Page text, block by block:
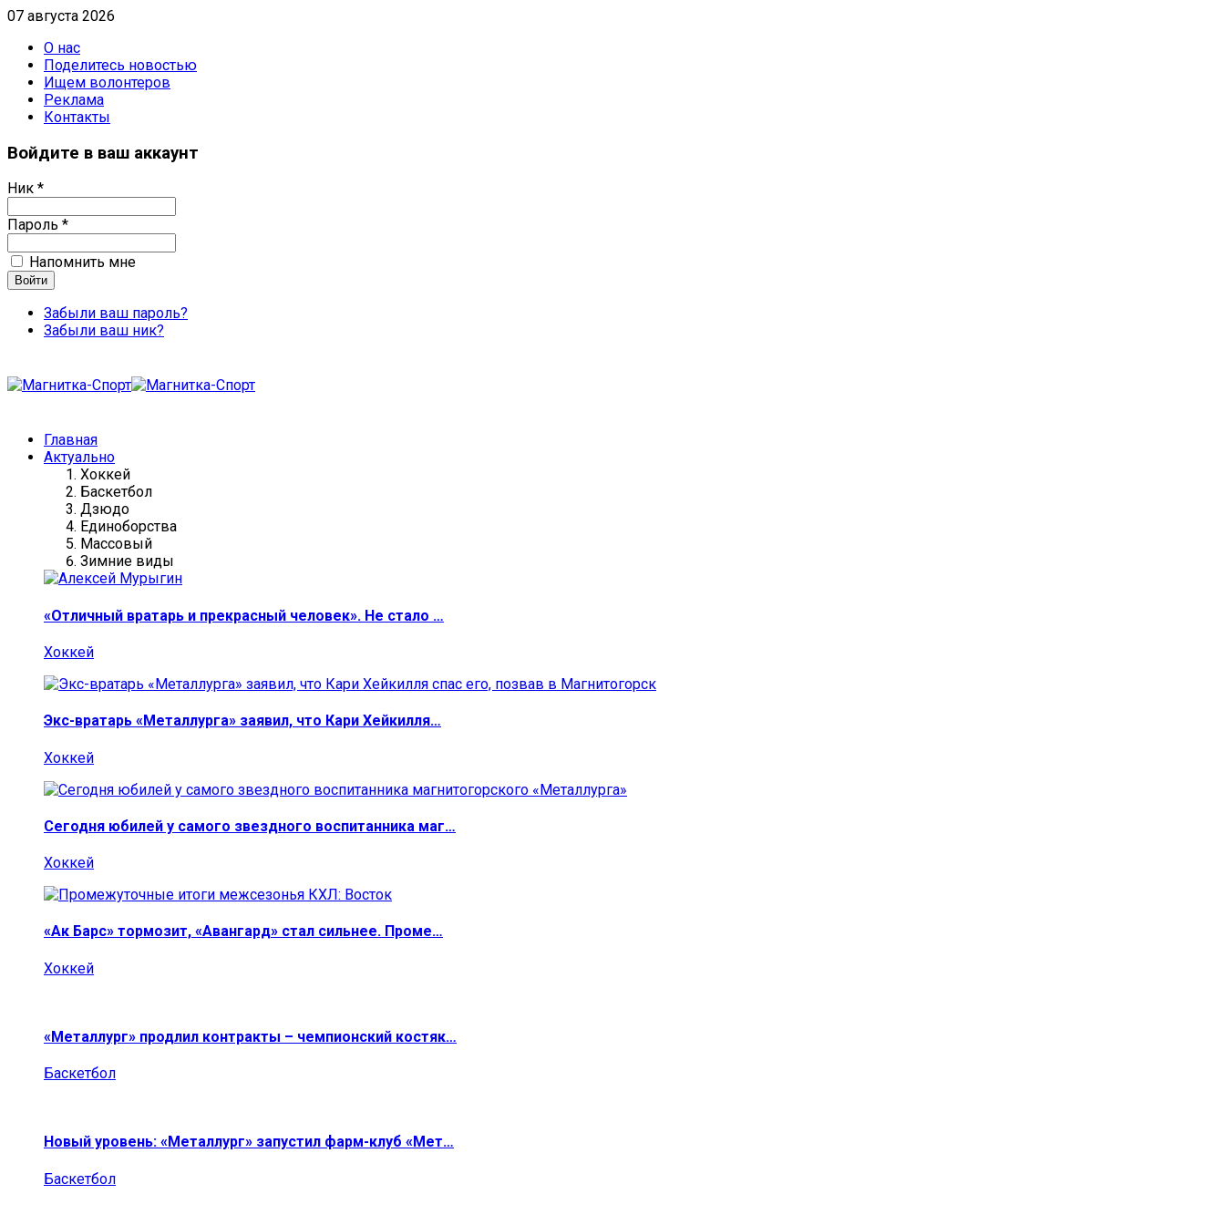
07 августа 2026
О нас
Поделитесь новостью
Ищем волонтеров
Реклама
Контакты
Войдите в ваш аккаунт
Ник *
Пароль *
Напомнить мне
Забыли ваш пароль?
Забыли ваш ник?
Главная
Актуально
Хоккей
Баскетбол
Дзюдо
Единоборства
Массовый
Зимние виды
«Отличный вратарь и прекрасный человек». Не стало …
Хоккей
Экс-вратарь «Металлурга» заявил, что Кари Хейкилля…
Хоккей
Сегодня юбилей у самого звездного воспитанника маг…
Хоккей
«Ак Барс» тормозит, «Авангард» стал сильнее. Проме…
Хоккей
«Металлург» продлил контракты – чемпионский костяк…
Баскетбол
Новый уровень: «Металлург» запустил фарм-клуб «Мет…
Баскетбол